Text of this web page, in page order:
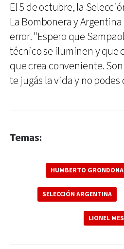
El 5 de octubre, la
La Bombonera y
error. "Espero que
técnico se iluminen y que
que crea conveniente.
te jugás la vida y no podes
Temas:
HUMBERTO GRONDONA
SELECCIÓN ARGENTINA
LIONEL